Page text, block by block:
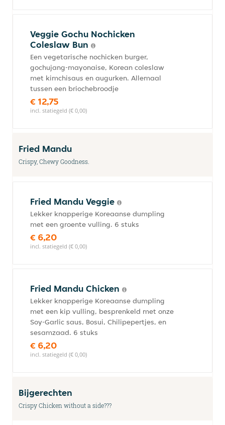
Veggie Gochu Nochicken
Coleslaw Bun
Een vegetarische nochicken burger,
gochujang-mayonaise, Korean coleslaw
met kimchisaus en augurken. Allemaal
tussen een briochebroodje
€ 12,75
incl. statiegeld (€ 0,00)
Fried Mandu
Crispy, Chewy Goodness.
Fried Mandu Veggie
Lekker knapperige Koreaanse dumpling
met een groente vulling. 6 stuks
€ 6,20
incl. statiegeld (€ 0,00)
Fried Mandu Chicken
Lekker knapperige Koreaanse dumpling
met een kip vulling, besprenkeld met onze
Soy-Garlic saus, Bosui, Chilipepertjes, en
sesamzaad. 6 stuks
€ 6,20
incl. statiegeld (€ 0,00)
Bijgerechten
Crispy Chicken without a side???